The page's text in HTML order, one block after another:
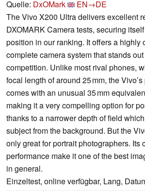
Quelle: DxOMark
EN→DE
The Vivo X200 Ultra delivers excellent
DXOMARK Camera tests, securing
position in our ranking. It offers a highly
complete camera system that stands
competition. Unlike most rival phones,
focal length of around 25 mm, the
comes with an unusual 35 mm
making it a very compelling option for
thanks to a narrower depth of field
subject from the background. But the
only great for portrait photographers. Its
performance make it one of the best
in general.
Einzeltest, online verfügbar, Lang,